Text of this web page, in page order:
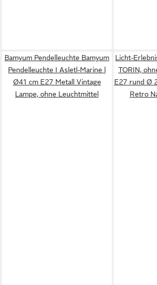
Bamyum Pendelleuchte Bamyum
Pendelleuchte I Asletl-Marine l
Ø41 cm E27 Metall Vintage
Lampe, ohne Leuchtmittel
Licht-
TORIN,
E27 rund Ø
Retro